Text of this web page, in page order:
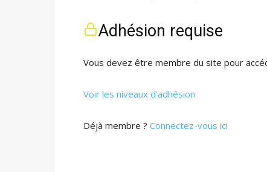
Adhésion requise
Vous devez être membre du site pour
Voir les niveaux d’adhésion
Déjà membre ? Connectez-vous ici